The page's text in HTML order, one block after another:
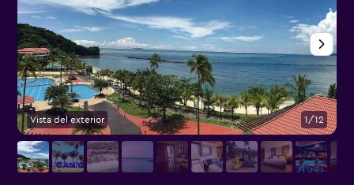
Vista del exterior 1/12